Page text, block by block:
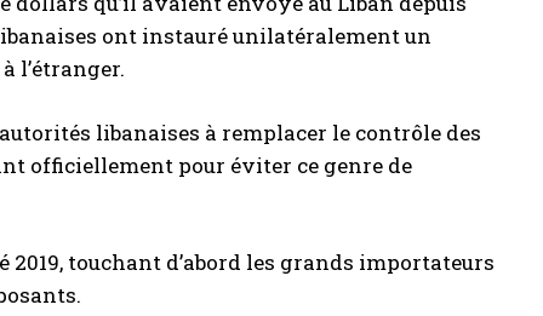
ont instauré unilatéralement un
l’étranger.
libanaises à remplacer le contrôle des
officiellement pour éviter ce genre de
touchant d’abord les grands importateurs